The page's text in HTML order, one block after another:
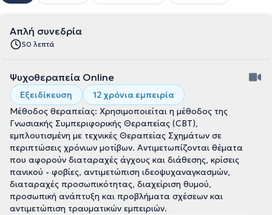
Απλή συνεδρία
50 λεπτά
Ψυχοθεραπεία Online
Εξειδίκευση
12 χρόνια εμπειρία
Μέθοδος θεραπείας: Χρησιμοποιείται η μέθοδος της
Γνωσιακής Συμπεριφορικής Θεραπείας (CBT),
εμπλουτισμένη με τεχνικές Θεραπείας Σχημάτων σε
περιπτώσεις χρόνιων μοτίβων. Αντιμετωπίζονται θέματα
που αφορούν διαταραχές άγχους και διάθεσης, κρίσεις
πανικού - φοβίες, αντιμετώπιση ιδεοψυχαναγκασμών,
διαταραχές προσωπικότητας, διαχείριση θυμού,
προσωπική ανάπτυξη και προβλήματα σχέσεων και
αντιμετώπιση τραυματικών εμπειριών.